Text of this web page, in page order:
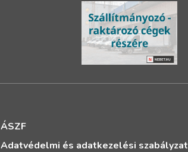
ÁSZF
Adatvédelmi és adatkezelési szabályzat